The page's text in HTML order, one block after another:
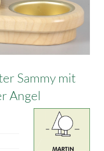
Sammy mit
Angel